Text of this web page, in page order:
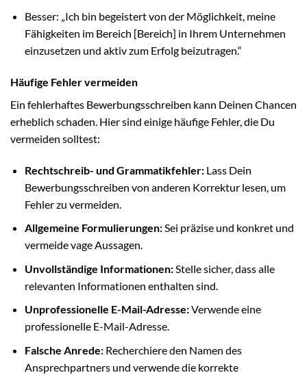
Besser: „Ich bin begeistert von der Möglichkeit, meine
Fähigkeiten im Bereich [Bereich] in Ihrem Unternehmen
einzusetzen und aktiv zum Erfolg beizutragen.“
Häufige Fehler vermeiden
Ein fehlerhaftes Bewerbungsschreiben kann Deinen Chancen
erheblich schaden. Hier sind einige häufige Fehler, die Du
vermeiden solltest:
Rechtschreib- und Grammatikfehler:Lass Dein
Bewerbungsschreiben von anderen Korrektur lesen, um
Fehler zu vermeiden.
Allgemeine Formulierungen:Sei präzise und konkret und
vermeide vage Aussagen.
Unvollständige Informationen:Stelle sicher, dass alle
relevanten Informationen enthalten sind.
Unprofessionelle E-Mail-Adresse:Verwende eine
professionelle E-Mail-Adresse.
Falsche Anrede:Recherchiere den Namen des
Ansprechpartners und verwende die korrekte